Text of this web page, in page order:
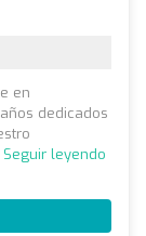
en
dedicados
Seguir leyendo